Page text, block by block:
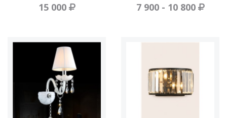
15 000 7 900 - 10 800